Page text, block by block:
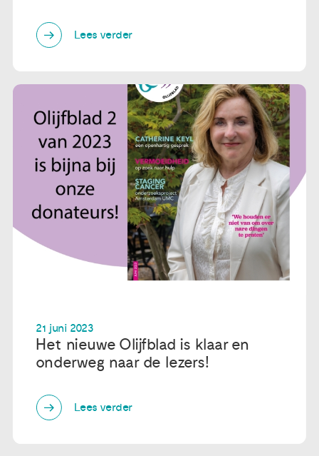
Lees verder
21 juni 2023
Het nieuwe Olijfblad is klaar en
onderweg naar de lezers!
Lees verder